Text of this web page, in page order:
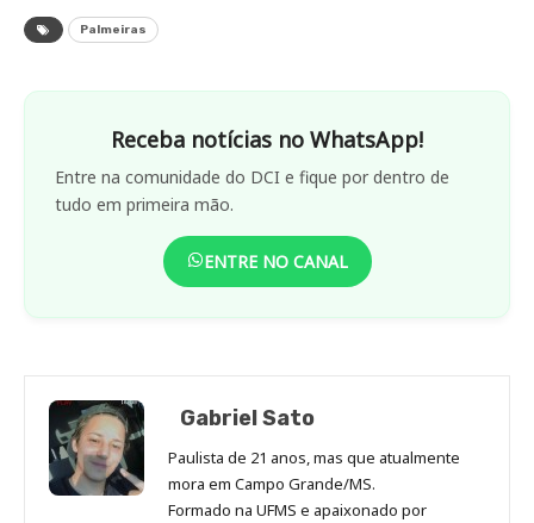
Palmeiras
Receba notícias no WhatsApp!
Entre na comunidade do DCI e fique por dentro de
tudo em primeira mão.
ENTRE NO CANAL
Gabriel Sato
Paulista de 21 anos, mas que atualmente
mora em Campo Grande/MS.
Formado na UFMS e apaixonado por